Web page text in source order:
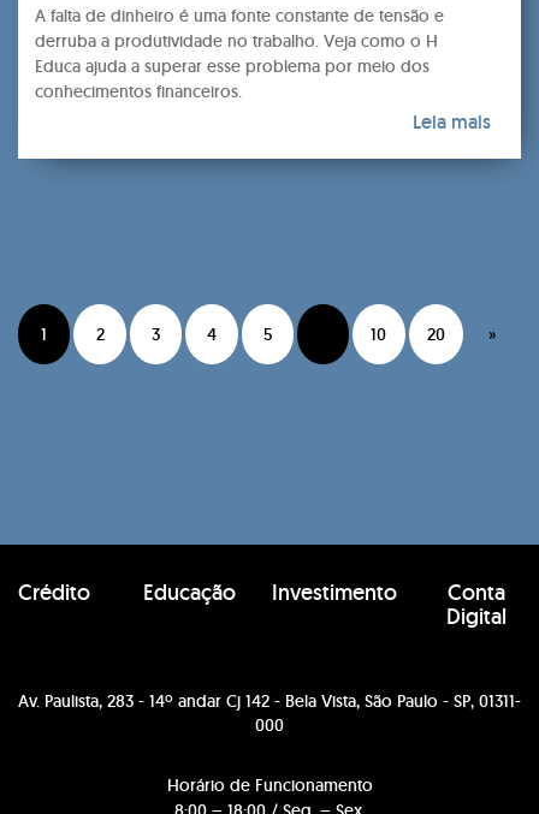
A falta de dinheiro é uma fonte constante de tensão e
derruba a produtividade no trabalho. Veja como o H
Educa ajuda a superar esse problema por meio dos
conhecimentos financeiros.
Leia mais
1 2 3 4 5 10 20 »
Crédito Educação Investimento
Conta
Digital
Av. Paulista, 283 - 14º andar Cj 142 - Bela Vista, São Paulo - SP, 01311-
000
Horário de Funcionamento